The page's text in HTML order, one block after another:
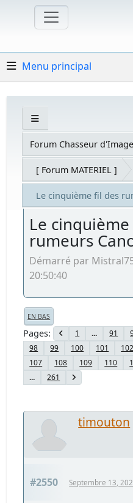
Menu principal
Forum Chasseur
[ Forum MATERIEL ]
Le cinquième fil des
Le
rumeurs
Démarré par
20:50:40
EN BAS
Pages 1 ... 91
98
99 100 101 102
107
108 109 110
...
261
timouton
#2550 Septembre 13,